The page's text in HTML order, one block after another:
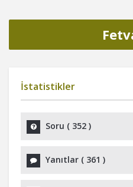
İstatistikler
Soru ( 352 )
Yanıtlar ( 361 )